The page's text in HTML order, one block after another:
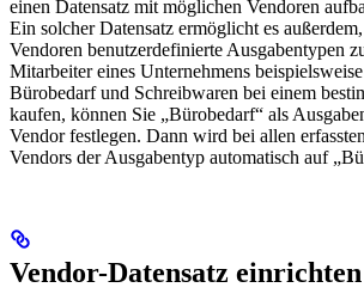
einen Datensatz mit möglichen Vendoren
Ein solcher Datensatz ermöglicht es
Vendoren benutzerdefinierte Ausgabentypen
Mitarbeiter eines Unternehmens
Bürobedarf und Schreibwaren bei einem
kaufen, können Sie „Bürobedarf“ als
Vendor festlegen. Dann wird bei allen
Vendors der Ausgabentyp automatisch auf
Vendor-Datensatz einrichten